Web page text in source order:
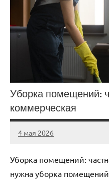
Уборка помещений:
коммерческая
4 мая 2026
Avtor
Нет
Уборка помещений:
нужна уборка